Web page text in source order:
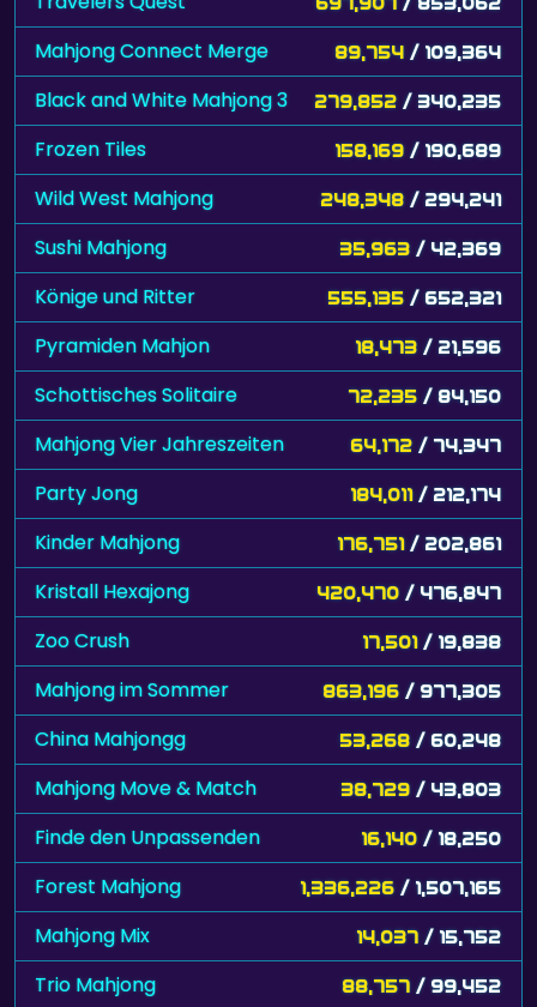
Mahjong Connect Merge 89,754 / 109,364
Black and White Mahjong 3 279,852 / 340,235
Frozen Tiles 158,169 / 190,689
Wild West Mahjong 248,348 / 294,241
Sushi Mahjong 35,963 / 42,369
Könige und Ritter 555,135 / 652,321
Pyramiden Mahjon 18,473 / 21,596
Schottisches Solitaire 72,235 / 84,150
Mahjong Vier Jahreszeiten 64,172 / 74,347
Party Jong 184,011 / 212,174
Kinder Mahjong 176,751 / 202,861
Kristall Hexajong 420,470 / 476,847
Zoo Crush 17,501 / 19,838
Mahjong im Sommer 863,196 / 977,305
China Mahjongg 53,268 / 60,248
Mahjong Move & Match 38,729 / 43,803
Finde den Unpassenden 16,140 / 18,250
Forest Mahjong 1,336,226 / 1,507,165
Mahjong Mix 14,037 / 15,752
Trio Mahjong 88,757 / 99,452